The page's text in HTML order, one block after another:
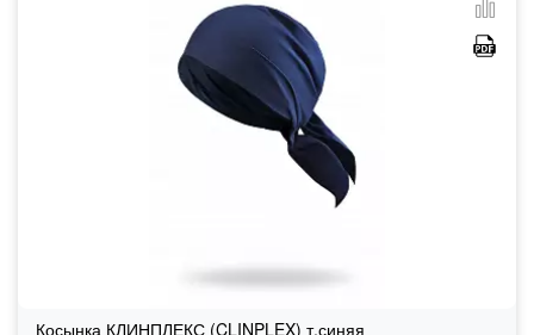
Косынка КЛИНПЛЕКС (CLINPLEX) т.синяя